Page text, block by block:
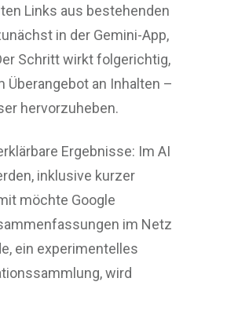
Links aus bestehenden
in der Gemini-App,
Schritt wirkt folgerichtig,
an Inhalten –
hervorzuheben.
Ergebnisse: Im AI
inklusive kurzer
möchte Google
im Netz
ein experimentelles
wird